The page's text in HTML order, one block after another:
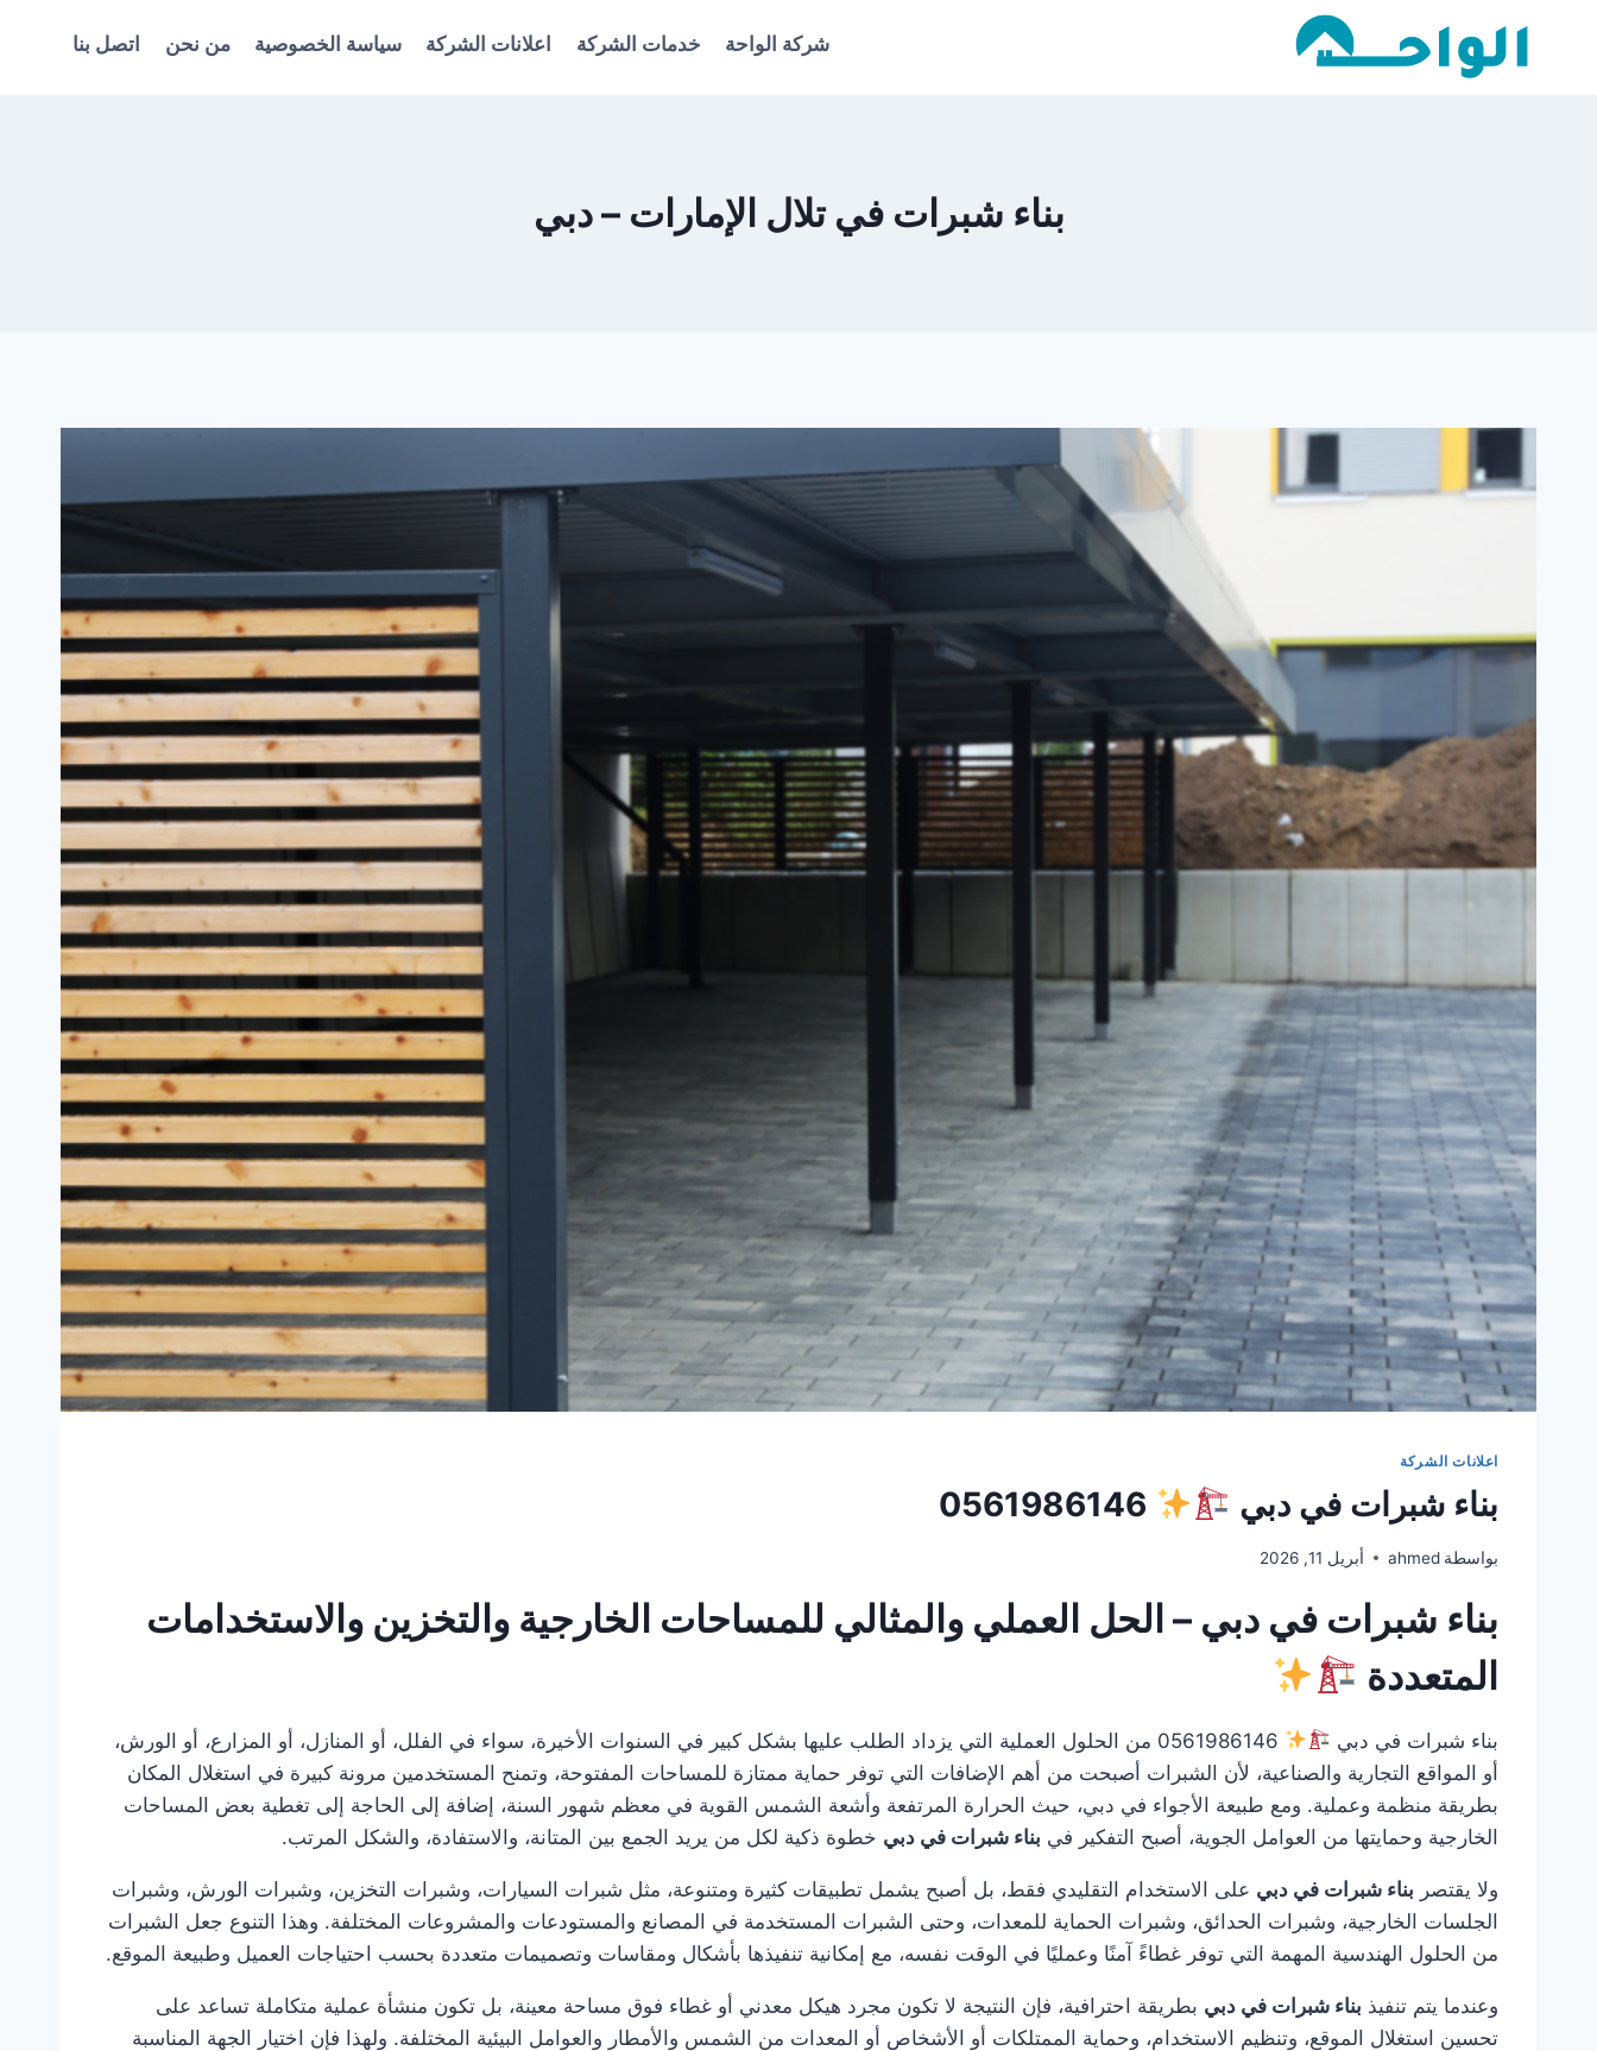
شركة الواحة خدمات الشركة اعلانات الشركة سياسة الخصوصية من نحن اتصل بنا
بناء شبرات في تلال الإمارات – دبي
اعلانات الشركة
بناء شبرات في دبي
بواسطة ahmed أبريل 11, 2026
بناء شبرات في دبي – الحل العملي والمثالي للمساحات الخارجية والتخزين والاستخدامات
المتعددة
بناء شبرات في دبي
0561986146 من الحلول العملية التي يزداد الطلب عليها بشكل كبير في السنوات الأخيرة، سواء في الفلل، أو المنازل، أو المزارع، أو الورش،
أو المواقع التجارية والصناعية، لأن الشبرات أصبحت من أهم الإضافات التي توفر حماية ممتازة للمساحات المفتوحة، وتمنح المستخدمين مرونة كبيرة في استغلال المكان
بطريقة منظمة وعملية. ومع طبيعة الأجواء في دبي، حيث الحرارة المرتفعة وأشعة الشمس القوية في معظم شهور السنة، إضافة إلى الحاجة إلى تغطية بعض المساحات
الخارجية وحمايتها من العوامل الجوية، أصبح التفكير في بناء شبرات في دبي خطوة ذكية لكل من يريد الجمع بين المتانة، والاستفادة، والشكل المرتب.
ولا يقتصر بناء شبرات في دبي على الاستخدام التقليدي فقط، بل أصبح يشمل تطبيقات كثيرة ومتنوعة، مثل شبرات السيارات، وشبرات التخزين، وشبرات الورش، وشبرات
الجلسات الخارجية، وشبرات الحدائق، وشبرات الحماية للمعدات، وحتى الشبرات المستخدمة في المصانع والمستودعات والمشروعات المختلفة. وهذا التنوع جعل الشبرات
من الحلول الهندسية المهمة التي توفر غطاءً آمنًا وعمليًا في الوقت نفسه، مع إمكانية تنفيذها بأشكال ومقاسات وتصميمات متعددة بحسب احتياجات العميل وطبيعة الموقع.
وعندما يتم تنفيذ بناء شبرات في دبي بطريقة احترافية، فإن النتيجة لا تكون مجرد هيكل معدني أو غطاء فوق مساحة معينة، بل تكون منشأة عملية متكاملة تساعد على
تحسين استغلال الموقع، وتنظيم الاستخدام، وحماية الممتلكات أو الأشخاص أو المعدات من الشمس والأمطار والعوامل البيئية المختلفة. ولهذا فإن اختيار الجهة المناسبة